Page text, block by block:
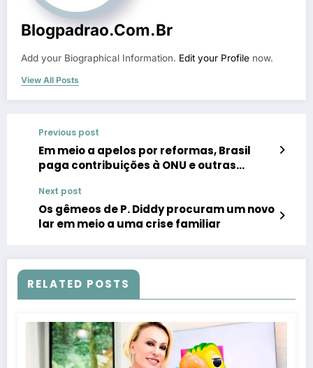
Blogpadrao.com.br
Add your Biographical Information. Edit your Profile now.
View All Posts
Previous post
Em meio a apelos por reformas, Brasil
paga contribuições à ONU e outras
Next post
Os gêmeos de P. Diddy procuram um novo
lar em meio a uma crise familiar
RELATED POSTS